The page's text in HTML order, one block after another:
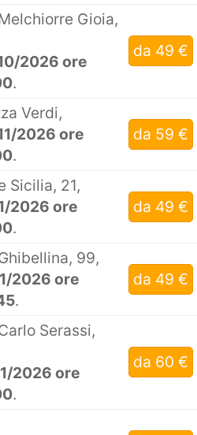
Gioia,
2026 ore
.
da 49 €
Verdi,
2026 ore
.
da 59 €
Sicilia, 21,
2026 ore
.
da 49 €
99,
2026 ore
.
da 49 €
Serassi,
2026 ore
.
da 60 €